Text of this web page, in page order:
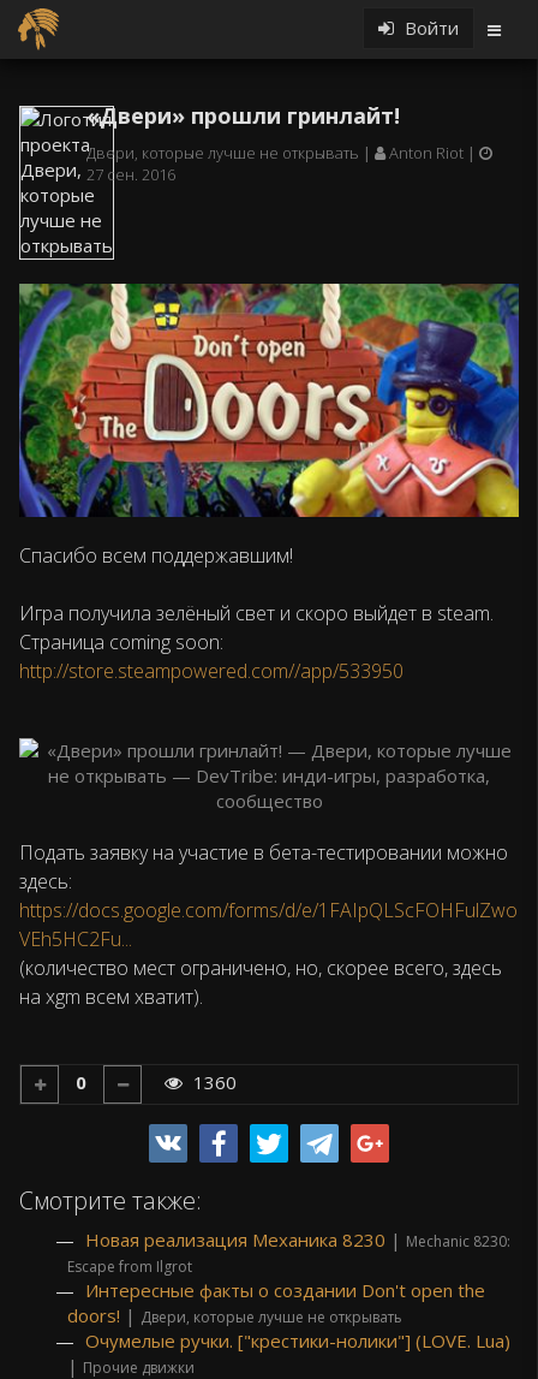
Войти
«Двери» прошли гринлайт!
Двери, которые лучше не открывать
Anton Riot
27 сен. 2016
Спасибо всем поддержавшим!
Игра получила зелёный свет и скоро выйдет в steam.
Страница coming soon:
http://store.steampowered.com//app/533950
Подать заявку на участие в бета-тестировании можно
здесь:
https://docs.google.com/forms/d/e/1FAIpQLScFOHFulZwo
VEh5HC2Fu...
(количество мест ограничено, но, скорее всего, здесь
на xgm всем хватит).
0 1360
Смотрите также:
Новая реализация Механика 8230 | Mechanic 8230:
Escape from Ilgrot
Интересные факты о создании Don't open the
doors! | Двери, которые лучше не открывать
Очумелые ручки. ["крестики-нолики"] (LOVE. Lua)
| Прочие движки